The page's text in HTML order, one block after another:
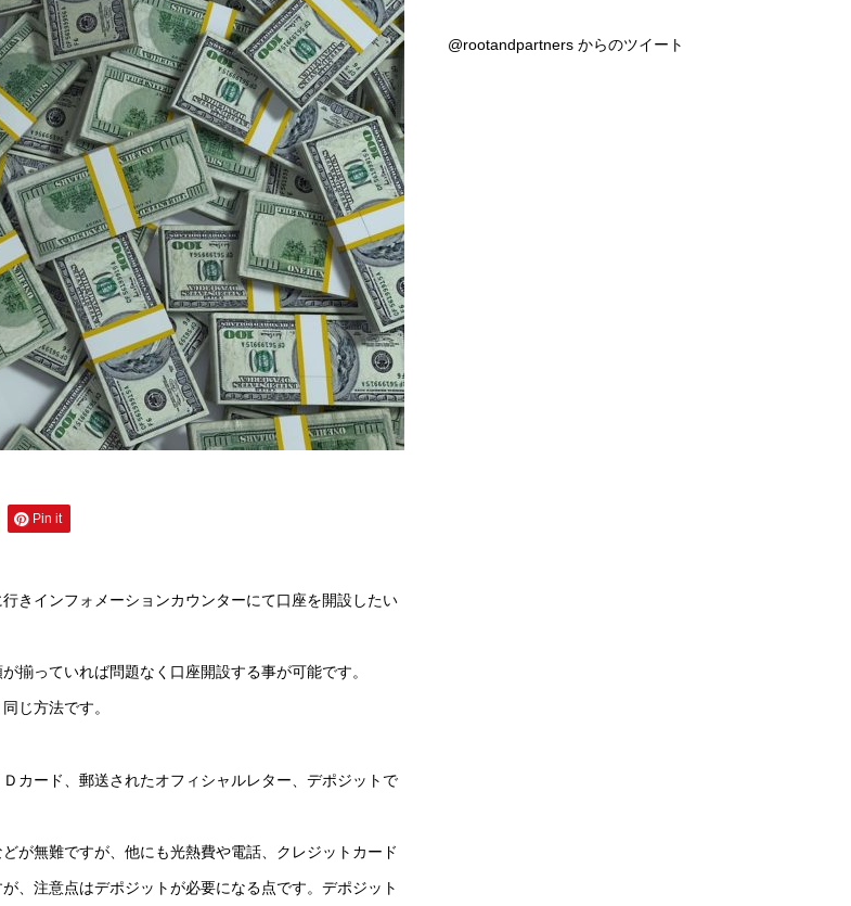
Pin it
きインフォメーションカウンターにて口座を開設したい
揃っていれば問題なく口座開設する事が可能です。
じ方法です。
カード、郵送されたオフィシャルレター、デポジットで
が無難ですが、他にも光熱費や電話、クレジットカード
、注意点はデポジットが必要になる点です。デポジット
@rootandpartners からのツイート